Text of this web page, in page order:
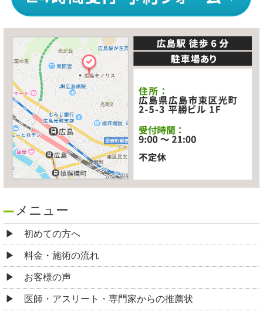
メニュー
初めての方へ
料金・施術の流れ
お客様の声
医師・アスリート・専門家からの推薦状